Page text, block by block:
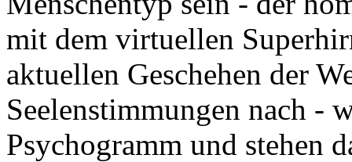
mit dem virtuellen
aktuellen Geschehen der
Seelenstimmungen nach -
Psychogramm und stehen